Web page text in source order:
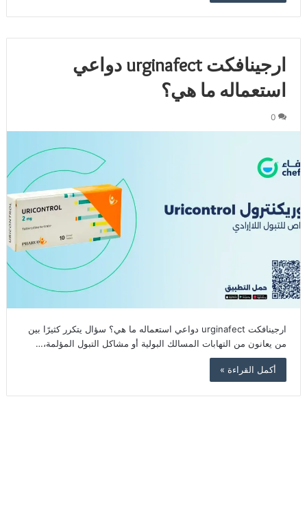
ارجينافكت urginafect دواعي
استعماله ما هي؟
0
ارجينافكت urginafect دواعي استعماله ما هي؟ سؤال يتكرر كثيرًا بين
من يعانون من التهابات المسالك البولية أو مشاكل التبول المؤلمة،…
أكمل القراءة »